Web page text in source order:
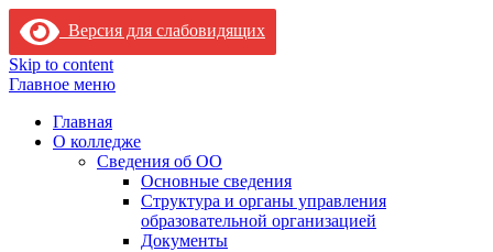
Версия для слабовидящих
Skip to content
Главное меню
Главная
О колледже
Сведения об ОО
Основные сведения
Структура и органы управления
образовательной организацией
Документы